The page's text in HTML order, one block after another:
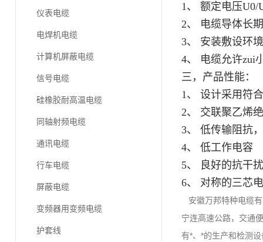
仪表电缆
电焊机电缆
计算机屏蔽电缆
信号电缆
硅橡胶耐高温电缆
同轴射频电缆
通讯电缆
行车电缆
屏蔽电缆
变频器用变频电缆
护套线
1、 额定电压U0/
2、 电缆导体长
3、 安装敷设环
4、 电缆允许zui
三， 产品性能：
1、 设计采用符
2、 交联聚乙烯
3、 低传输阻抗
4、 低工作电容
5、 良好的抗干
6、 对称的三芯
安徽万邦特种电缆
宁连高速公路，交通
有*、*的生产和检测